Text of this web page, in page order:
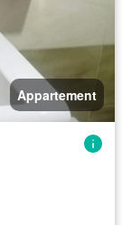
Appartement